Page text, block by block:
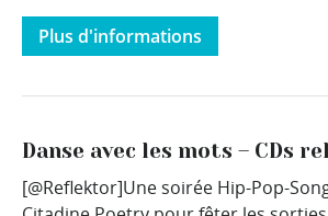
Plus d'informations
Danse avec les mots – CDs
[@Reflektor]Une soirée Hip-Pop-